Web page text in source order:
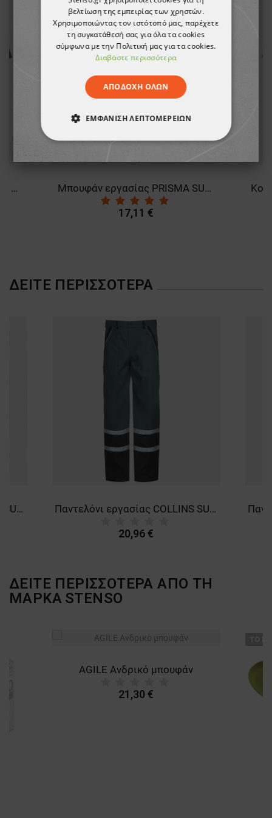
Κοντομάνικη μπλούζα PAYPER SUNSET GREEN Μπουφάν εργασίας PRISMA SUMMER ROYAL BLUE/NAVY
17,11 €
ΔΕΊΤΕ ΠΕΡΙΣΣΌΤΕΡΑ
Παντελόνι εργασίας COLLINS SUMMER ROYAL BLUE Παντελόνι εργασίας COLLINS SUMMER GREEN
20,96 €
ΔΕΙΤΕ ΠΕΡΙΣΣΟΤΕΡΑ ΑΠΟ ΤΗ
ΜΑΡΚΑ STENSO
AGILE Ανδρικό μπουφάν
21,30 €
βελτίωση της εμπειρίας των χρηστών.
Χρησιμοποιώντας τον ιστότοπό μας, παρέχετε
τη συγκατάθεσή σας για όλα τα cookies
σύμφωνα με την Πολιτική μας για τα cookies.
Διαβάστε περισσότερα
ΑΠΟΔΟΧΉ ΌΛΩΝ
ΕΜΦΆΝΙΣΗ ΛΕΠΤΟΜΕΡΕΙΏΝ
ΑΠΟΛΎΤΩΣ ΑΠΑΡΑΊΤΗΤΑ
ΛΕΙΤΟΥΡΓΙΚΌΤΗΤΑΣ